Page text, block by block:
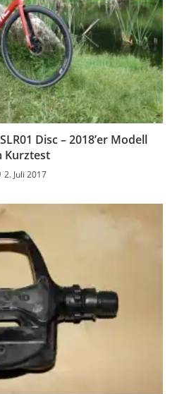
Disc – 2018’er Modell
Kurztest
2. Juli 2017